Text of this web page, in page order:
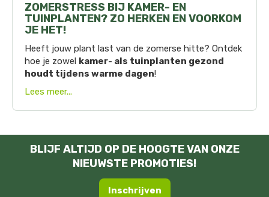
ZOMERSTRESS BIJ KAMER- EN
TUINPLANTEN? ZO HERKEN EN VOORKOM
JE HET!
Heeft jouw plant last van de zomerse hitte? Ontdek
hoe je zowel kamer- als tuinplanten gezond
houdt tijdens warme dagen!
Lees meer...
BLIJF ALTIJD OP DE HOOGTE VAN ONZE
NIEUWSTE PROMOTIES!
Inschrijven